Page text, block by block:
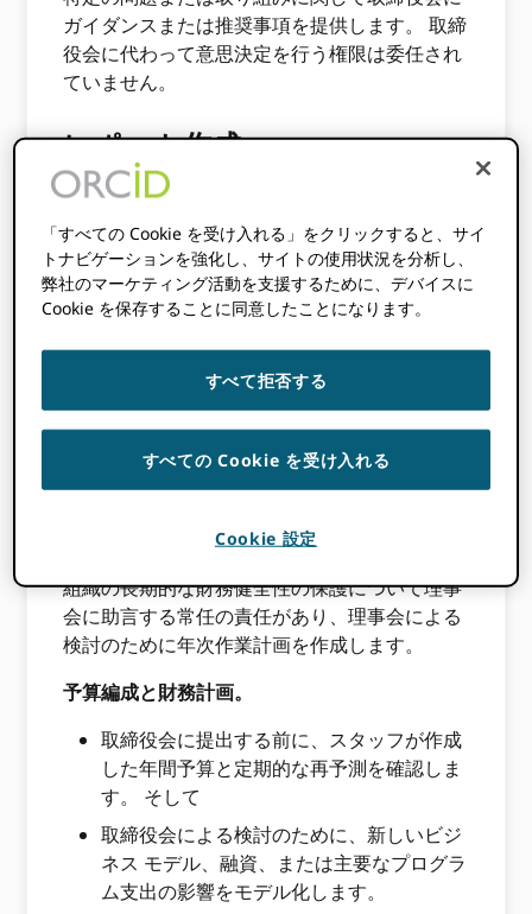
ガイダンスまたは推奨事項を提供します。 取締
役会に代わって意思決定を行う権限は委任され
ていません。
レポート作成
委員会は理事会に直接報告し、反対意見や適切
と判断した勧告を含む議論の概要報告書を提供
します。 委員会は会議の議事録を作成し、次回
の理事会会議で取られた行動と決定について理
事会に報告します。
委員会の役割と責任
委員会は以下によって指導されています
ORCIDは、オープン性と透明性という組織の価
能力を確保するには慎重な財務管理が必要であ
組織の長期的な財務健全性の保護について理事
会に助言する常任の責任があり、理事会による
検討のために年次作業計画を作成します。
予算編成と財務計画。
取締役会に提出する前に、スタッフが作成
した年間予算と定期的な再予測を確認しま
す。 そして
取締役会による検討のために、新しいビジ
ネス モデル、融資、または主要なプログラ
ム支出の影響をモデル化します。
「すべての Cookie を受け入れる」をクリックすると、サイ
トナビゲーションを強化し、サイトの使用状況を分析し、
弊社のマーケティング活動を支援するために、デバイスに
Cookie を保存することに同意したことになります。
すべて拒否する
すべての Cookie を受け入れる
Cookie 設定